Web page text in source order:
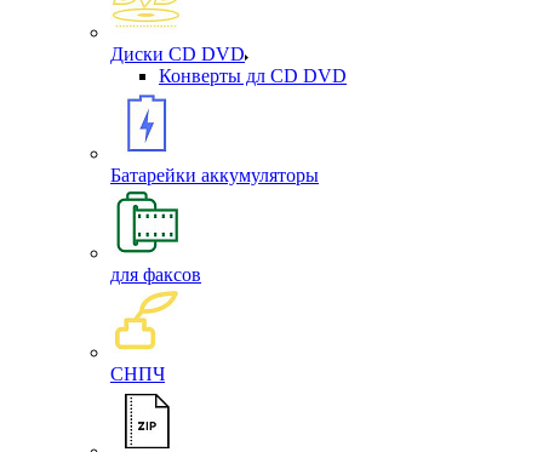
Диски CD DVD
Конверты дл CD DVD
Батарейки аккумуляторы
для факсов
СНПЧ